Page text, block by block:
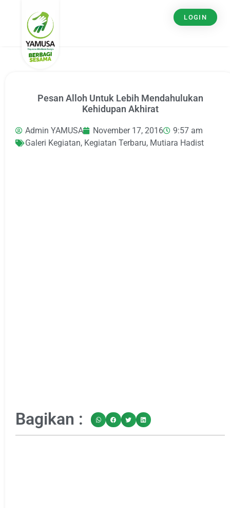
LOGIN
Pesan Alloh Untuk Lebih Mendahulukan
Kehidupan Akhirat
Admin YAMUSA November 17, 2016
9:57 am
Galeri Kegiatan, Kegiatan Terbaru, Mutiara Hadist
Bagikan :